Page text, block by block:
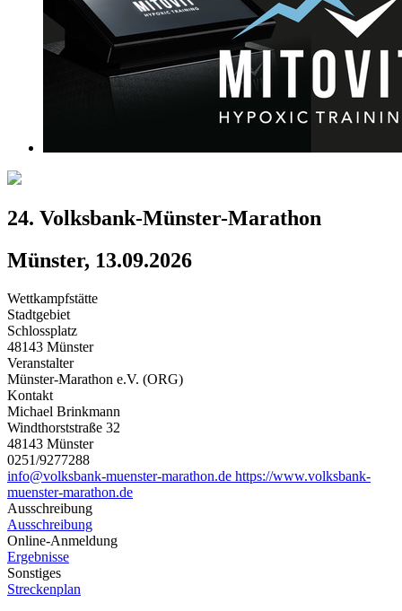
24. Volksbank-Münster-Marathon
Münster, 13.09.2026
Wettkampfstätte
Stadtgebiet
Schlossplatz
48143 Münster
Veranstalter
Münster-Marathon e.V. (ORG)
Kontakt
Michael Brinkmann
Windthorststraße 32
48143 Münster
0251/9277288
info@volksbank-muenster-marathon.de https://www.volksbank-
muenster-marathon.de
Ausschreibung
Ausschreibung
Online-Anmeldung
Ergebnisse
Sonstiges
Streckenplan